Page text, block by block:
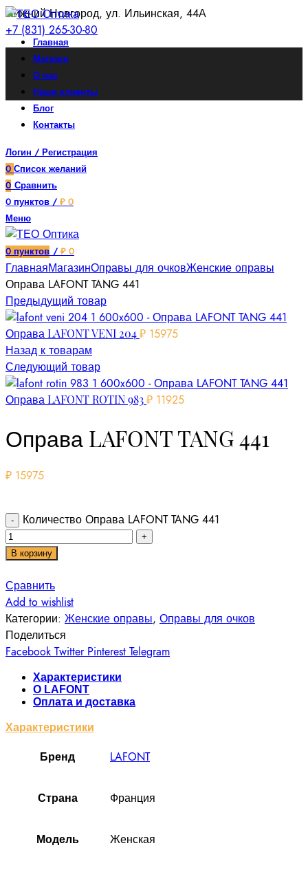
Нижний Новгород, ул. Ильинская, 44А
+7 (831) 265-30-80
Главная
Магазин
О нас
Наши клиенты
Блог
Контакты
Логин / Регистрация
0 Список желаний
0 Сравнить
0 пунктов / ₽ 0
Меню
0 пунктов / ₽ 0
Увеличить
ГлавнаяМагазинОправы для очковЖенские оправы
Оправа LAFONT TANG 441
Предыдущий товар
Оправа LAFONT VENI 204₽ 15975
Назад к товарам
Следующий товар
Оправа LAFONT ROTIN 983₽ 11925
Оправа LAFONT TANG 441
₽ 15975
Количество Оправа LAFONT TANG 441
В корзину
Сравнить
Add to wishlist
Категории: Женские оправы, Оправы для очков
Поделиться
Facebook Twitter Pinterest Telegram
Характеристики
О LAFONT
Оплата и доставка
Характеристики
Бренд LAFONT
Cтрана Франция
Модель Женская